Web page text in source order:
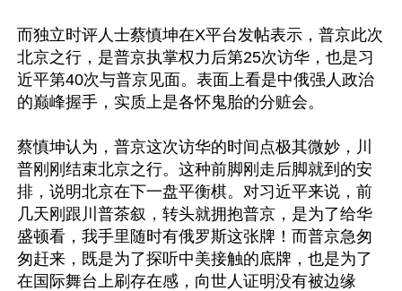
而独立时评人士蔡慎坤在X平台发帖表示，普京此次
北京之行，是普京执掌权力后第25次访华，也是习
近平第40次与普京见面。表面上看是中俄强人政治
的巅峰握手，实质上是各怀鬼胎的分赃会。
蔡慎坤认为，普京这次访华的时间点极其微妙，川
普刚刚结束北京之行。这种前脚刚走后脚就到的安
排，说明北京在下一盘平衡棋。对习近平来说，前
几天刚跟川普茶叙，转头就拥抱普京，是为了给华
盛顿看，我手里随时有俄罗斯这张牌！而普京急匆
匆赶来，既是为了探听中美接触的底牌，也是为了
在国际舞台上刷存在感，向世人证明没有被边缘